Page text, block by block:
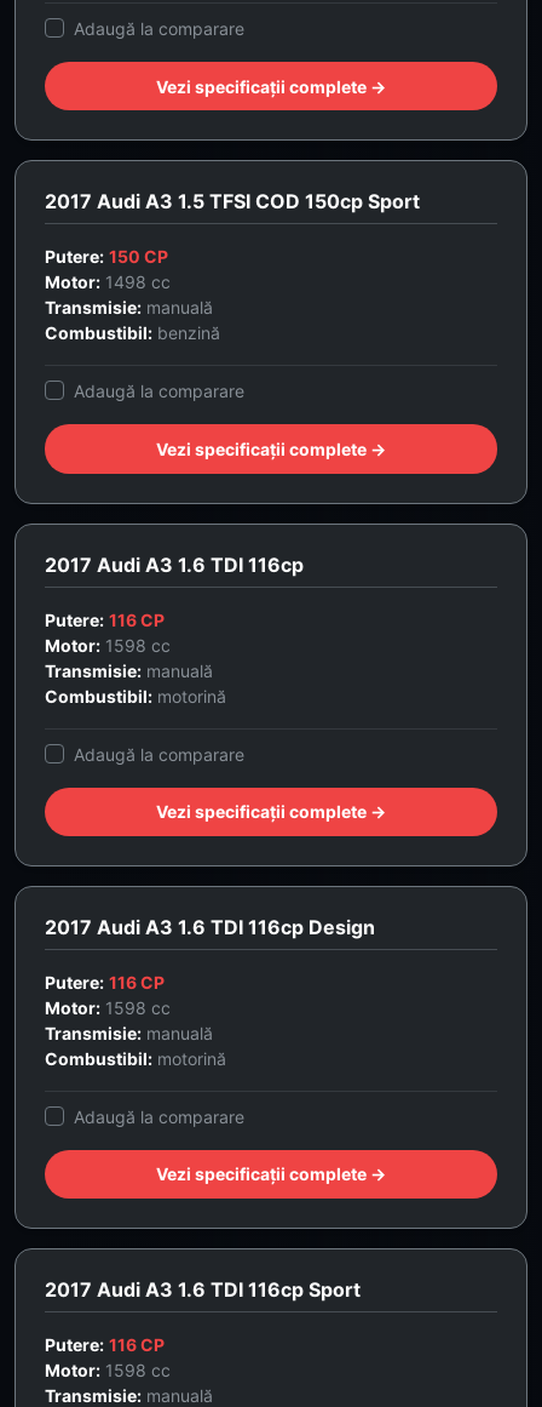
Adaugă la comparare
Vezi specificații complete →
2017 Audi A3 1.5 TFSI COD 150cp Sport
Putere: 150 CP
Motor: 1498 cc
Transmisie: manuală
Combustibil: benzină
Adaugă la comparare
Vezi specificații complete →
2017 Audi A3 1.6 TDI 116cp
Putere: 116 CP
Motor: 1598 cc
Transmisie: manuală
Combustibil: motorină
Adaugă la comparare
Vezi specificații complete →
2017 Audi A3 1.6 TDI 116cp Design
Putere: 116 CP
Motor: 1598 cc
Transmisie: manuală
Combustibil: motorină
Adaugă la comparare
Vezi specificații complete →
2017 Audi A3 1.6 TDI 116cp Sport
Putere: 116 CP
Motor: 1598 cc
Transmisie: manuală